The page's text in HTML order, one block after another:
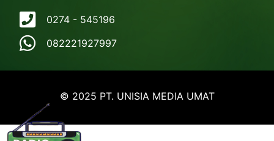
0274 - 545196
082221927997
© 2025 PT. UNISIA MEDIA UMAT